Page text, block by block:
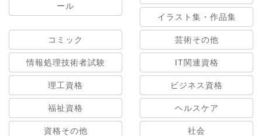
ール
イラスト集・作品集
コミック 芸術その他
情報処理技術者試験 IT関連資格
理工資格 ビジネス資格
福祉資格 ヘルスケア
資格その他 社会